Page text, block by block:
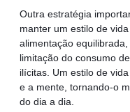
Outra estratégia
manter um estilo de
alimentação
limitação do consumo
ilícitas. Um estilo de
e a mente, tornando-o
do dia a dia.